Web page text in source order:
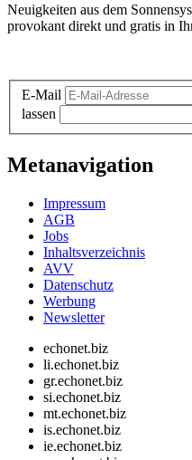
Neuigkeiten aus dem
provokant direkt und gratis in
E-Mail
lassen
Metanavigation
Impressum
AGB
Jobs
Inhaltsverzeichnis
AVV
Datenschutz
Werbung
Newsletter
echonet.biz
li.echonet.biz
gr.echonet.biz
si.echonet.biz
mt.echonet.biz
is.echonet.biz
ie.echonet.biz